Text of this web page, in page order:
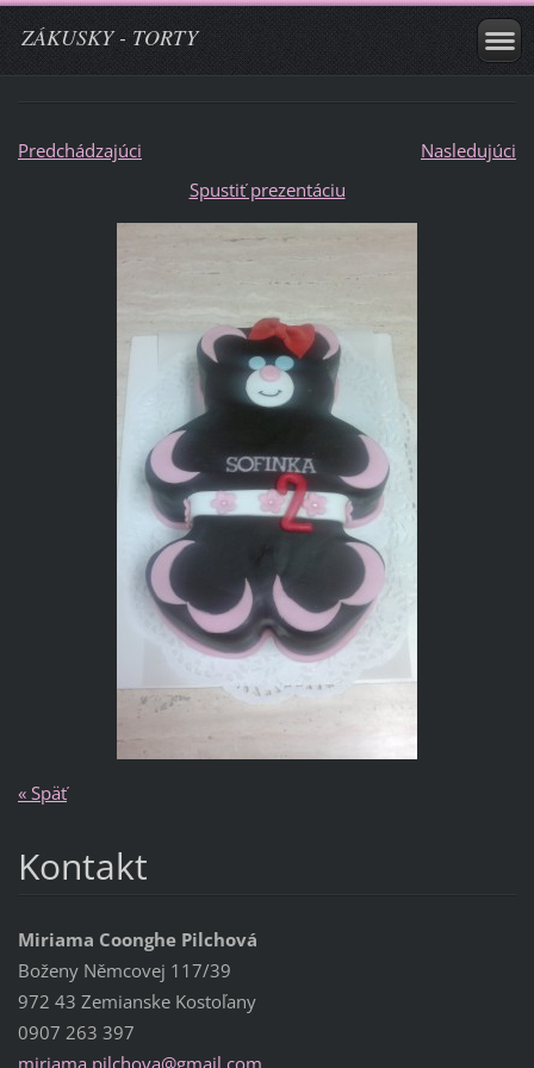
ZÁKUSKY - TORTY
Predchádzajúci
Nasledujúci
Spustiť prezentáciu
« Späť
Kontakt
Miriama Coonghe Pilchová
Boženy Němcovej 117/39
972 43 Zemianske Kostoľany
0907 263 397
miriama. pilchova@gmail.com